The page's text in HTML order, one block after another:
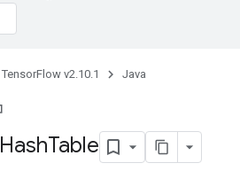
TensorFlow v2.10.1 Java
HashTable